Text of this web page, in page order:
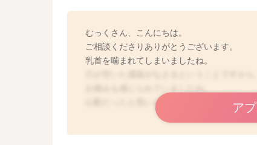
むっくさん、こんにちは。
ご相談くださりありがとうございます。
乳首を噛まれてしまいましたね。
心配だったと思います。
ア